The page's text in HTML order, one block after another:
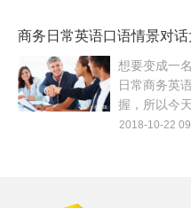
巧。
商务日常英语口语情景对话
想要变成一
日常商务英
握，所以今
商务日常英
2018-10-22